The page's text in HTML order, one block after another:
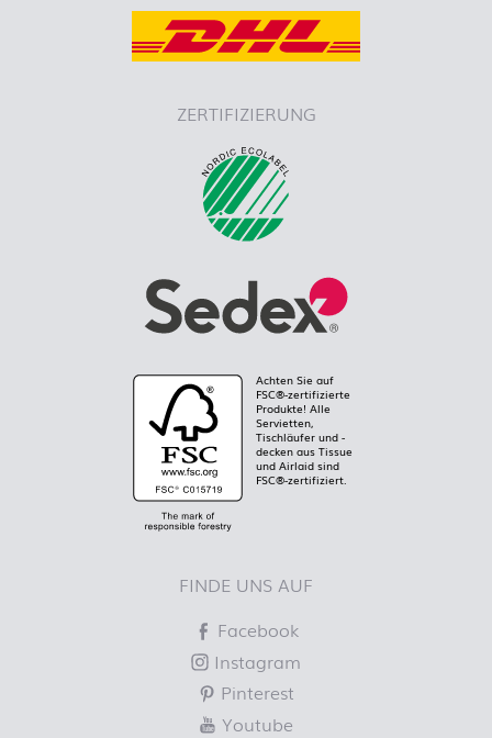
ZERTIFIZIERUNG
Achten Sie auf
FSC®-zertifizierte
Produkte! Alle
Servietten,
Tischläufer und -
decken aus Tissue
und Airlaid sind
FSC®-zertifiziert.
FINDE UNS AUF
Facebook
Instagram
Pinterest
Youtube